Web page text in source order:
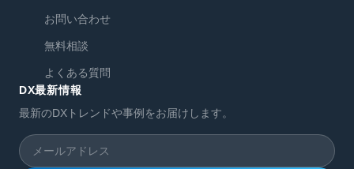
お問い合わせ
無料相談
よくある質問
DX最新情報
最新のDXトレンドや事例をお届けします。